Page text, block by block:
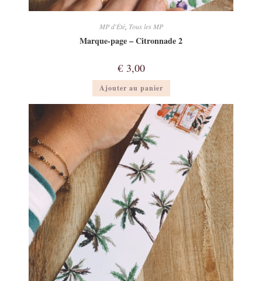
MP d'Été, Tous les MP
Marque-page – Citronnade 2
€3,00
Ajouter au panier